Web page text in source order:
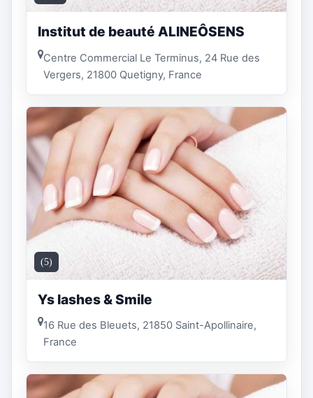
Institut de beauté ALINEÔSENS
Centre Commercial Le Terminus, 24 Rue des
Vergers, 21800 Quetigny, France
(5)
Ys lashes & Smile
16 Rue des Bleuets, 21850 Saint-Apollinaire,
France